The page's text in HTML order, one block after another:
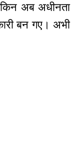
अब अधीनता
बन गए। अभी